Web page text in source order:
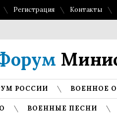
Регистрация Контакты
РОССИИ ВОЕННОЕ
ВОЕННЫЕ ПЕСНИ